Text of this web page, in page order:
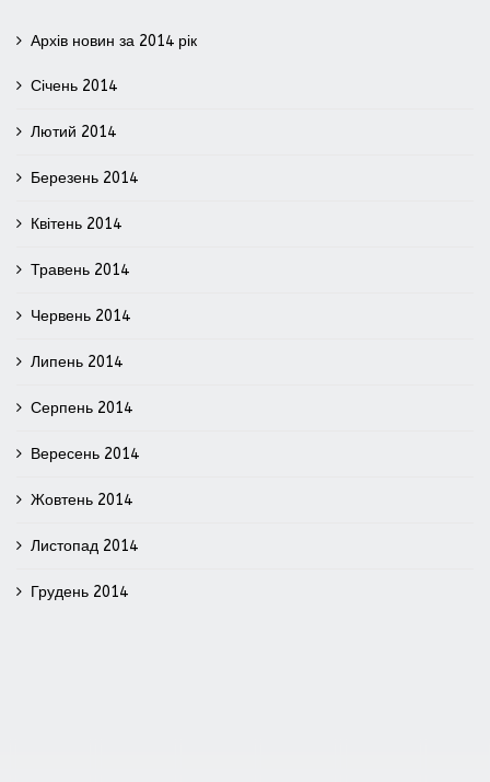
Архів новин за 2014 рік
Січень 2014
Лютий 2014
Березень 2014
Квітень 2014
Травень 2014
Червень 2014
Липень 2014
Серпень 2014
Вересень 2014
Жовтень 2014
Листопад 2014
Грудень 2014